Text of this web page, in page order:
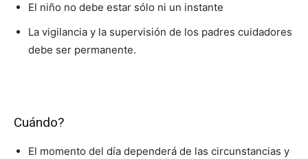
El niño no debe estar sólo ni un instante
La vigilancia y la supervisión de los padres cuidadores
debe ser permanente.
Cuándo?
El momento del día dependerá de las circunstancias y